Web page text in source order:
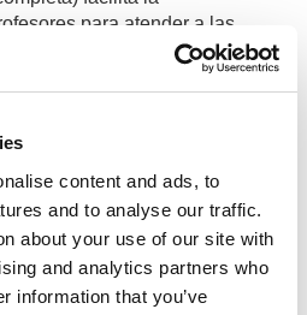
content and ads, to
and to analyse our traffic.
about your use of our site with
and analytics partners who
information that you’ve
para atender a las
alumnos y alumnas previa
APLICADA A LA